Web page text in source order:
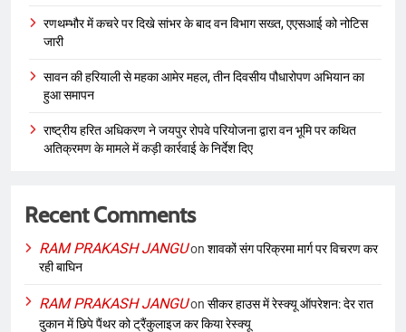
रणथम्भौर में कचरे पर दिखे सांभर के बाद वन विभाग सख्त, एएसआई को नोटिस
जारी
सावन की हरियाली से महका आमेर महल, तीन दिवसीय पौधारोपण अभियान का
हुआ समापन
राष्ट्रीय हरित अधिकरण ने जयपुर रोपवे परियोजना द्वारा वन भूमि पर कथित
अतिक्रमण के मामले में कड़ी कार्रवाई के निर्देश दिए
Recent Comments
RAM PRAKASH JANGUon शावकों संग परिक्रमा मार्ग पर विचरण कर
रही बाघिन
RAM PRAKASH JANGUon सीकर हाउस में रेस्क्यू ऑपरेशन: देर रात
दुकान में छिपे पैंथर को ट्रैंकुलाइज कर किया रेस्क्यू